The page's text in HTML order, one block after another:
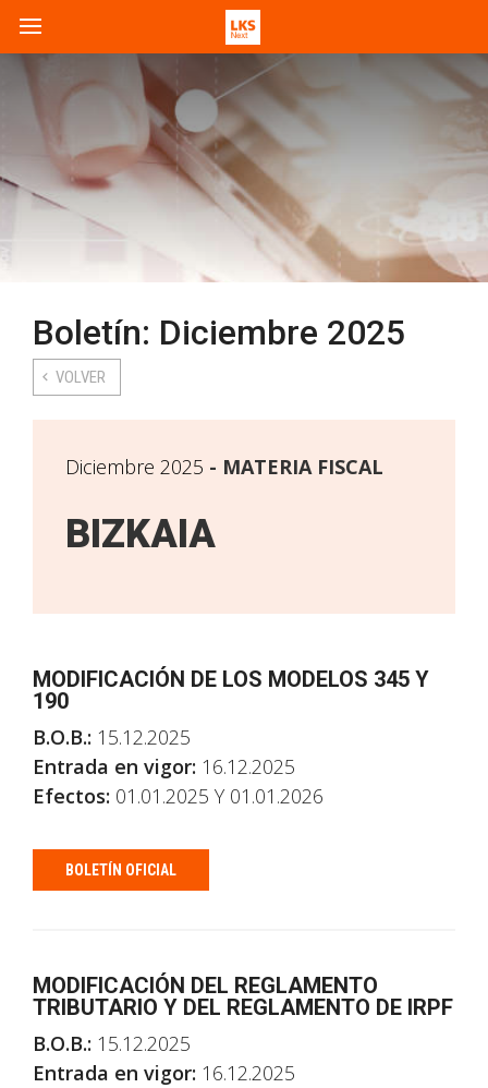
Boletín: Diciembre 2025
VOLVER
Diciembre 2025 MATERIA FISCAL
BIZKAIA
MODIFICACIÓN DE LOS MODELOS 345 Y
190
B.O.B.: 15.12.2025
Entrada en vigor: 16.12.2025
Efectos: 01.01.2025 Y 01.01.2026
BOLETÍN OFICIAL
MODIFICACIÓN DEL REGLAMENTO
TRIBUTARIO Y DEL REGLAMENTO DE IRPF
B.O.B.: 15.12.2025
Entrada en vigor: 16.12.2025